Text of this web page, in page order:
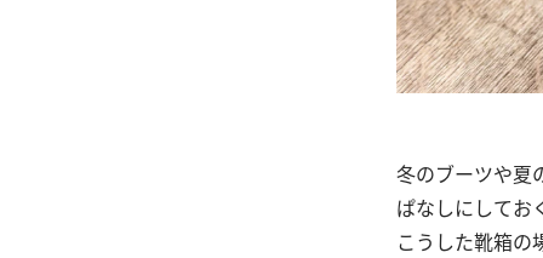
冬のブーツや夏
ぱなしにしてお
こうした靴箱の